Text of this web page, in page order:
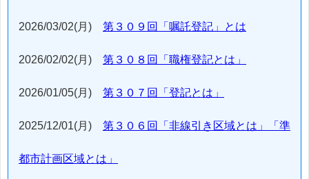
2026/03/02(月) 第３０９回「嘱託登記」とは
2026/02/02(月) 第３０８回「職権登記とは」
2026/01/05(月) 第３０７回「登記とは」
2025/12/01(月) 第３０６回「非線引き区域とは」「準
都市計画区域とは」